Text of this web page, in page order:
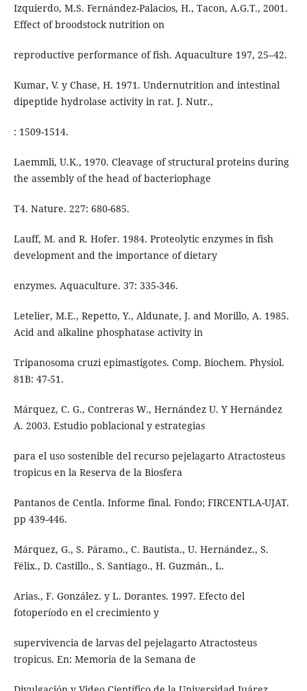
Izquierdo, M.S. Fernández-Palacios, H., Tacon, A.G.T., 2001.
Effect of broodstock nutrition on
reproductive performance of fish. Aquaculture 197, 25–42.
Kumar, V. y Chase, H. 1971. Undernutrition and intestinal
dipeptide hydrolase activity in rat. J. Nutr.,
: 1509-1514.
Laemmli, U.K., 1970. Cleavage of structural proteins during
the assembly of the head of bacteriophage
T4. Nature. 227: 680-685.
Lauff, M. and R. Hofer. 1984. Proteolytic enzymes in fish
development and the importance of dietary
enzymes. Aquaculture. 37: 335-346.
Letelier, M.E., Repetto, Y., Aldunate, J. and Morillo, A. 1985.
Acid and alkaline phosphatase activity in
Tripanosoma cruzi epimastigotes. Comp. Biochem. Physiol.
81B: 47-51.
Márquez, C. G., Contreras W., Hernández U. Y Hernández
A. 2003. Estudio poblacional y estrategias
para el uso sostenible del recurso pejelagarto Atractosteus
tropicus en la Reserva de la Biosfera
Pantanos de Centla. Informe final. Fondo; FIRCENTLA-UJAT.
pp 439-446.
Márquez, G., S. Páramo., C. Bautista., U. Hernández., S.
Félix., D. Castillo., S. Santiago., H. Guzmán., L.
Arias., F. González. y L. Dorantes. 1997. Efecto del
fotoperíodo en el crecimiento y
supervivencia de larvas del pejelagarto Atractosteus
tropicus. En: Memoria de la Semana de